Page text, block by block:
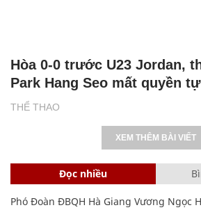
THỂ THAO
Hòa 0-0 trước U23 Jordan,
Park Hang Seo mất quyền
XEM THÊM BÀI VIẾT
Đọc nhiều
Phó Đoàn ĐBQH Hà Giang Vương Ngọc